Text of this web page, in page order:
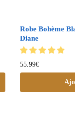
Robe Bohème
Diane
55.99€